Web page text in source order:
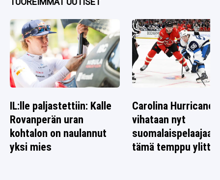
IL:lle paljastettiin: Kalle
Rovanperän uran
kohtalon on naulannut
yksi mies
Carolina
vihataan nyt
suomalaispelaajaa
tämä temppu ylitti